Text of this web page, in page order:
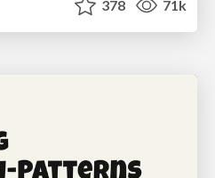
378 71k